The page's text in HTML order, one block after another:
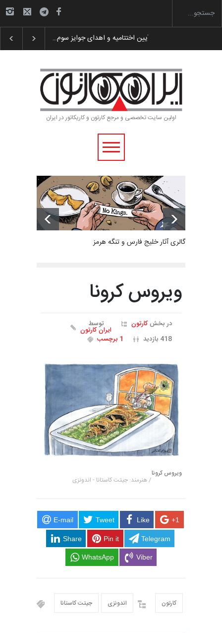
گزارش تصویری آیین اختتامیه و اهدای جوایز سوم…
اولین سایت تخصصی و مرجع کارتون و کاریکاتور در ایران
گالری آثار خلیج فارس و تنگه هرمز
ویروس کرونا
در بخشکارتون توسط
ایران کارتون
418 بازدید
1 برچسب
ویروس کرونا
/ هنرمند: جیتت کاستانا - اندونزی
E-mail Tweet Like +1
Share Pin it Telegram
WhatsApp Viber
جیتت کاستانا اندونزی کارتون